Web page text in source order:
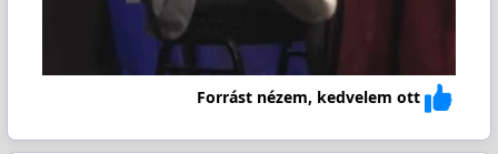
Forrást nézem, kedvelem ott